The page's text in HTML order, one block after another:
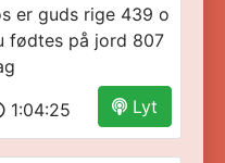
er guds rige 439 o
fødtes på jord 807
Lyt
1:04:25